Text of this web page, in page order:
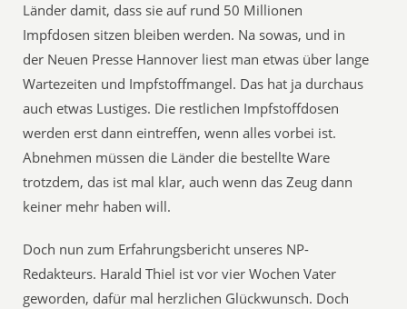
Länder damit, dass sie auf rund 50 Millionen
Impfdosen sitzen bleiben werden. Na sowas, und in
der Neuen Presse Hannover liest man etwas über lange
Wartezeiten und Impfstoffmangel. Das hat ja durchaus
auch etwas Lustiges. Die restlichen Impfstoffdosen
werden erst dann eintreffen, wenn alles vorbei ist.
Abnehmen müssen die Länder die bestellte Ware
trotzdem, das ist mal klar, auch wenn das Zeug dann
keiner mehr haben will.
Doch nun zum Erfahrungsbericht unseres NP-
Redakteurs. Harald Thiel ist vor vier Wochen Vater
geworden, dafür mal herzlichen Glückwunsch. Doch